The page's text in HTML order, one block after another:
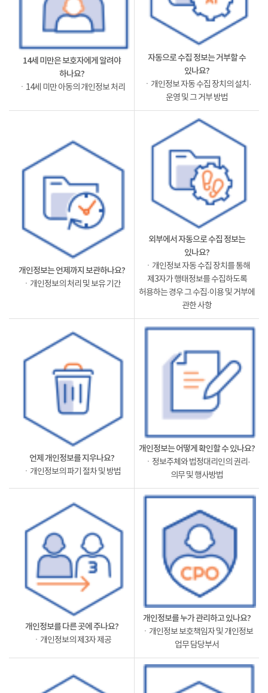
14세 미만은 보호자에게 알려야
하나요?
ㆍ14세 미만 아동의 개인정보 처리
자동으로 수집 정보는 거부할 수
있나요?
ㆍ개인정보 자동 수집 장치의 설치·
운영 및 그 거부 방법
개인정보는 언제까지 보관하나요?
ㆍ개인정보의 처리 및 보유 기간
외부에서 자동으로 수집 정보는
있나요?
ㆍ개인정보 자동 수집 장치를 통해
제3자가 행태정보를 수집하도록
허용하는 경우 그 수집·이용 및 거부에
관한 사항
언제 개인정보를 지우나요?
ㆍ개인정보의 파기 절차 및 방법
개인정보는 어떻게 확인할 수 있나요?
ㆍ정보주체와 법정대리인의 권리·
의무 및 행사방법
개인정보를 다른 곳에 주나요?
ㆍ개인정보의 제3자 제공
개인정보를 누가 관리하고 있나요?
ㆍ개인정보 보호책임자 및 개인정보
업무 담당부서